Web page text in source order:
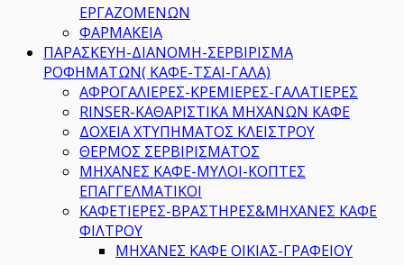
ΕΡΓΑΖΟΜΕΝΩΝ
ΦΑΡΜΑΚΕΙΑ
ΠΑΡΑΣΚΕΥΗ-ΔΙΑΝΟΜΗ-ΣΕΡΒΙΡΙΣΜΑ
ΡΟΦΗΜΑΤΩΝ( ΚΑΦΕ-ΤΣΑΙ-ΓΑΛΑ)
ΑΦΡΟΓΑΛΙΕΡΕΣ-ΚΡΕΜΙΕΡΕΣ-ΓΑΛΑΤΙΕΡΕΣ
RINSER-ΚΑΘΑΡΙΣΤΙΚΑ ΜΗΧΑΝΩΝ ΚΑΦΕ
ΔΟΧΕΙΑ ΧΤΥΠΗΜΑΤΟΣ ΚΛΕΙΣΤΡΟΥ
ΘΕΡΜΟΣ ΣΕΡΒΙΡΙΣΜΑΤΟΣ
ΜΗΧΑΝΕΣ ΚΑΦΕ-ΜΥΛΟΙ-ΚΟΠΤΕΣ
ΕΠΑΓΓΕΛΜΑΤΙΚΟΙ
ΚΑΦΕΤΙΕΡΕΣ-ΒΡΑΣΤΗΡΕΣ&ΜΗΧΑΝΕΣ ΚΑΦΕ
ΦΙΛΤΡΟΥ
ΜΗΧΑΝΕΣ ΚΑΦΕ ΟΙΚΙΑΣ-ΓΡΑΦΕΙΟΥ